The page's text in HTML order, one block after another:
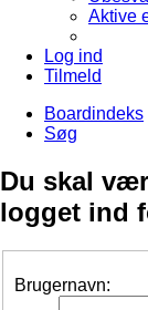
Aktive
Log ind
Tilmeld
Boardindeks
Søg
Du skal
logget ind
Brugernavn: